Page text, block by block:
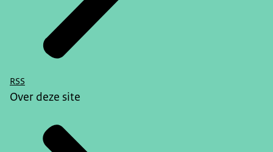
RSS
Over deze site